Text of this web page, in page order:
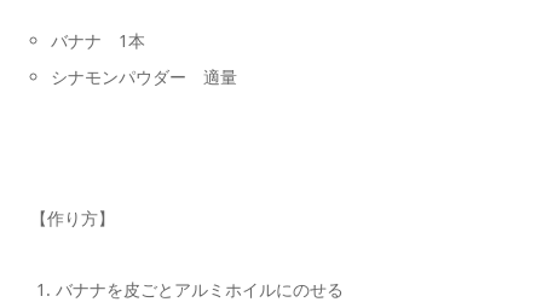
バナナ 1本
シナモンパウダー 適量
【作り方】
バナナを皮ごとアルミホイルにのせる